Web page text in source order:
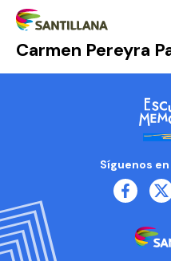
Carmen Pereyra
Síguenos